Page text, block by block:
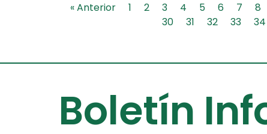
« Anterior 1 2 3 4 5 6 7 8
30
31 32 33 34
Boletín